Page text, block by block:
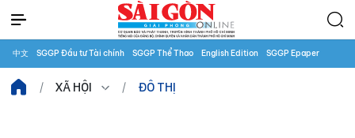
中文 SGGP Đầu tư Tài chính SGGP Thể Thao English Edition SGGP Epaper
XÃ HỘI ĐÔ THỊ